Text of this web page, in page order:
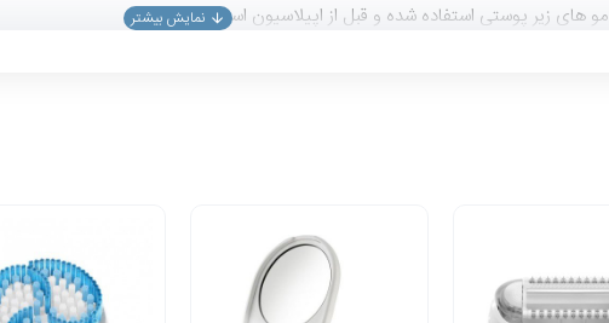
های زیر پوستی استفاده شده و قبل از اپیلاسیون استفاده میشود.